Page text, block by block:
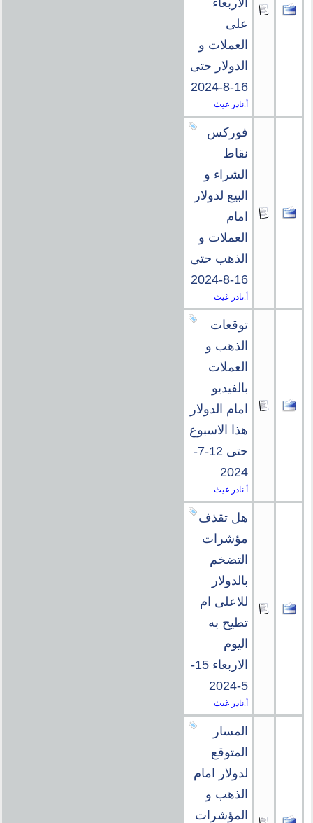
الاربعاء
على
العملات و
الدولار حتى
16-8-2024
أ.نادر غيث
فوركس
نقاط
الشراء و
البيع لدولار
امام
العملات و
الذهب حتى
16-8-2024
أ.نادر غيث
توقعات
الذهب و
العملات
بالفيديو
امام الدولار
هذا الاسبوع
حتى 12-7-
2024
أ.نادر غيث
هل تقذف
مؤشرات
التضخم
بالدولار
للاعلى ام
تطيح به
اليوم
الاربعاء 15-
5-2024
أ.نادر غيث
المسار
المتوقع
لدولار امام
الذهب و
المؤشرات